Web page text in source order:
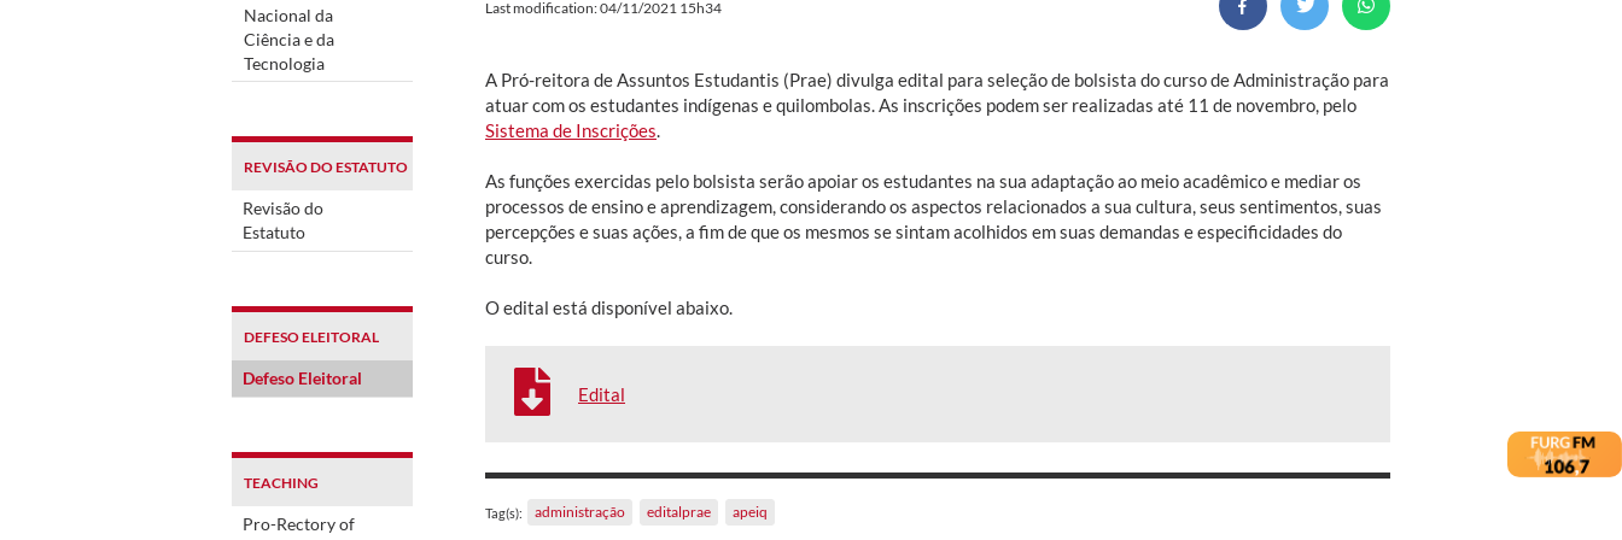
Nacional da
Ciência e da
Tecnologia
REVISÃO DO ESTATUTO
Revisão do
Estatuto
DEFESO ELEITORAL
Defeso Eleitoral
TEACHING
Pro-Rectory of
Last modification: 04/11/2021 15h34
A Pró-reitora de Assuntos Estudantis (Prae) divulga edital para seleção de bolsista do curso de Administração para
atuar com os estudantes indígenas e quilombolas. As inscrições podem ser realizadas até 11 de novembro, pelo
Sistema de Inscrições
As funções exercidas pelo bolsista serão apoiar os estudantes na sua adaptação ao meio acadêmico e mediar os
processos de ensino e aprendizagem, considerando os aspectos relacionados a sua cultura, seus sentimentos, suas
percepções e suas ações, a fim de que os mesmos se sintam acolhidos em suas demandas e especificidades do
curso.
O edital está disponível abaixo.
Edital
Tag(s): administração editalprae apeiq